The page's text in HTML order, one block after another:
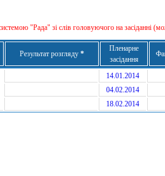
"Рада" зі слів головуючого на засіданні
Результат розгляду *
Пленарне
засідання
14.01.2014
04.02.2014
18.02.2014